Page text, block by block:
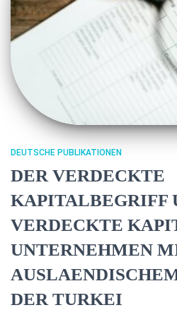
DEUTSCHE PUBLIKATIONEN
DER VERDECKTE
KAPITALBEGRIFF
VERDECKTE
UNTERNEHMEN
DER TURKEI